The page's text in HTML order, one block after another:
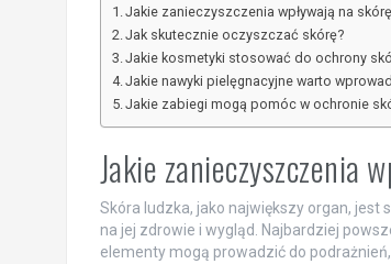
Jakie zanieczyszczenia wpływają na
Jak skutecznie oczyszczać skórę?
Jakie kosmetyki stosować do ochrony
Jakie nawyki pielęgnacyjne warto
Jakie zabiegi mogą pomóc w ochronie
Jakie zanieczyszczenia
Skóra ludzka, jako największy organ,
na jej zdrowie i wygląd. Najbardziej
elementy mogą prowadzić do